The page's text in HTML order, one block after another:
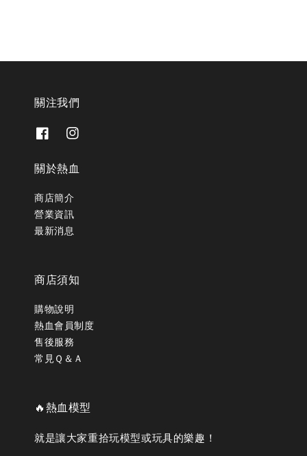
關注我們
關於熱血
商店簡介
營業資訊
最新消息
商店須知
購物說明
熱血會員制度
售後服務
常見Ｑ＆Ａ
🔥熱血模型
就是讓大家重拾玩模型或玩具的樂趣！